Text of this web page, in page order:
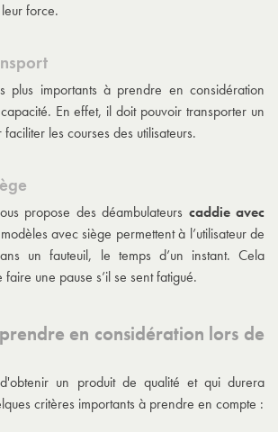
force.
plus importants à prendre en considération
En effet, il doit pouvoir transporter un
les courses des utilisateurs.
propose des déambulateurs caddie avec
avec siège permettent à l’utilisateur de
un fauteuil, le temps d’un instant. Cela
une pause s’il se sent fatigué.
en considération lors de
un produit de qualité et qui durera
critères importants à prendre en compte :